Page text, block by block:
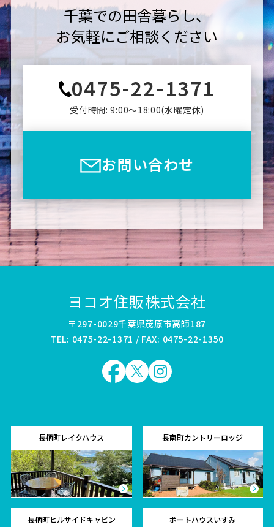
千葉での田舎暮らし、
お気軽にご相談ください
0475-22-1371
受付時間: 9:00〜18:00(⽔曜定休)
お問い合わせ
ヨコオ住販株式会社
〒297-0029千葉県茂原市高師187
TEL: 0475-22-1371 / FAX: 0475-22-1350
長柄町レイクハウス 長南町カントリーロッジ
長柄町ヒルサイドキャビン ポートハウスいすみ